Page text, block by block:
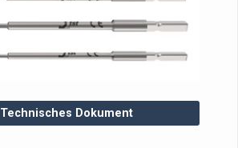
Technisches Dokument